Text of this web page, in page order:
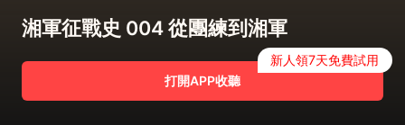
湘軍征戰史 004 從團練到湘軍
打開APP收聽
新人領7天免費試用